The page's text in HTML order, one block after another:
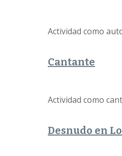
Actividad como
Cantante
Actividad como
Desnudo en